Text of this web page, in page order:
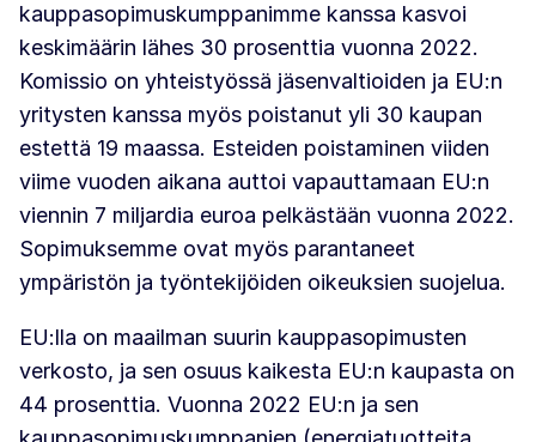
kauppasopimuskumppanimme kanssa kasvoi
keskimäärin lähes 30 prosenttia vuonna 2022.
Komissio on yhteistyössä jäsenvaltioiden ja EU:n
yritysten kanssa myös poistanut yli 30 kaupan
estettä 19 maassa. Esteiden poistaminen viiden
viime vuoden aikana auttoi vapauttamaan EU:n
viennin 7 miljardia euroa pelkästään vuonna 2022.
Sopimuksemme ovat myös parantaneet
ympäristön ja työntekijöiden oikeuksien suojelua.
EU:lla on maailman suurin kauppasopimusten
verkosto, ja sen osuus kaikesta EU:n kaupasta on
44 prosenttia. Vuonna 2022 EU:n ja sen